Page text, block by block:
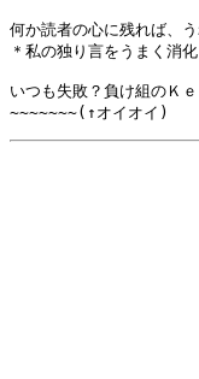
何か読者の心に残れば、う
＊私の独り言をうまく消
いつも失敗？負け組のＫｅ